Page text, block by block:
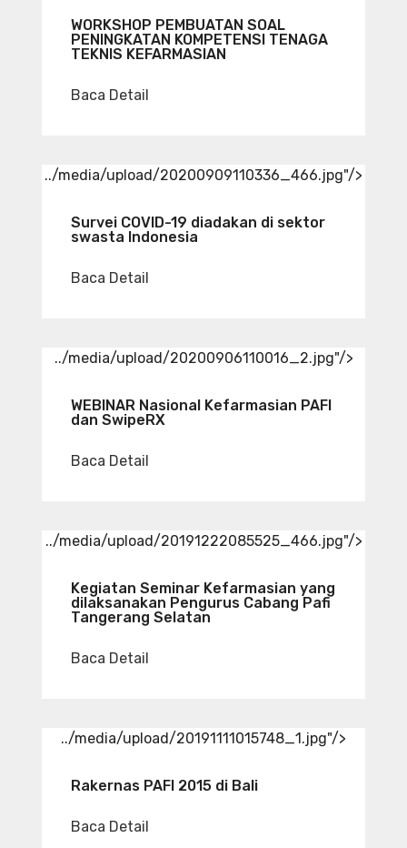
WORKSHOP PEMBUATAN SOAL
PENINGKATAN KOMPETENSI TENAGA
TEKNIS KEFARMASIAN
Baca Detail
../media/upload/20200909110336_466.jpg"/>
Survei COVID-19 diadakan di sektor
swasta Indonesia
Baca Detail
../media/upload/20200906110016_2.jpg"/>
WEBINAR Nasional Kefarmasian PAFI
dan SwipeRX
Baca Detail
../media/upload/20191222085525_466.jpg"/>
Kegiatan Seminar Kefarmasian yang
dilaksanakan Pengurus Cabang Pafi
Tangerang Selatan
Baca Detail
../media/upload/20191111015748_1.jpg"/>
Rakernas PAFI 2015 di Bali
Baca Detail